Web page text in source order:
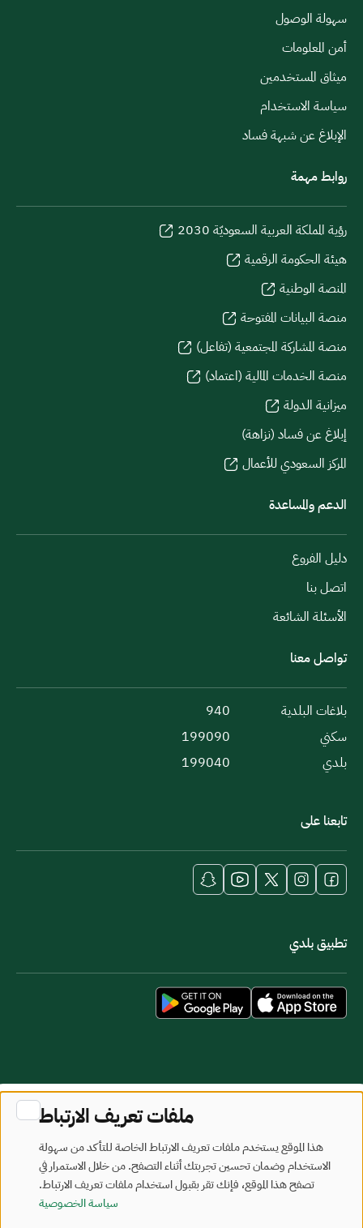
سهولة الوصول
أمن المعلومات
ميثاق المستخدمين
سياسة الاستخدام
الإبلاغ عن شبهة فساد
روابط مهمة
رؤية المملكة العربية السعوديّة 2030
هيئة الحكومة الرقمية
المنصة الوطنية
منصة البيانات المفتوحة
منصة المشاركة المجتمعية (تفاعل)
منصة الخدمات المالية (اعتماد)
ميزانية الدولة
إبلاغ عن فساد (نزاهة)
المركز السعودي للأعمال
الدعم والمساعدة
دليل الفروع
اتصل بنا
الأسئلة الشائعة
تواصل معنا
بلاغات البلدية
940
سكني
199090
بلدي
199040
تابعنا على
تطبيق بلدي
خريطة الموقعشروط الاستخدام
تم تطويره وصيانته بواسطة وزارة البلديات والإسكان
آخر تحديث: 2026/08/09
ملفات تعريف الارتباط
هذا الموقع يستخدم ملفات تعريف الارتباط الخاصة للتأكد من سهولة
الاستخدام وضمان تحسين تجربتك أثناء التصفح. من خلال الاستمرار في
تصفح هذا الموقع، فإنك تقر بقبول استخدام ملفات تعريف الارتباط.
سياسة الخصوصية